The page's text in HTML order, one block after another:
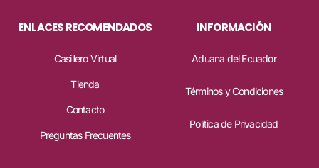
ENLACES RECOMENDADOS
Casillero Virtual
Tienda
Contacto
Preguntas Frecuentes
INFORMACIÓN
Aduana del Ecuador
Términos y Condiciones
Política de Privacidad